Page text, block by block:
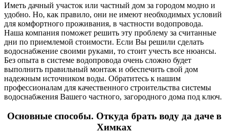
Иметь дачный участок или частный дом за городом модно и
удобно. Но, как правило, они не имеют необходимых условий
для комфортного проживания, в частности водопровода.
Наша компания поможет решить эту проблему за считанные
дни по приемлемой стоимости. Если Вы решили сделать
водоснабжение своими руками, то стоит учесть все нюансы.
Без опыта в системе водопровода очень сложно будет
выполнить правильный монтаж и обеспечить свой дом
надежным источником воды. Обратитесь к нашим
профессионалам для качественного строительства системы
водоснабжения Вашего частного, загородного дома под ключ.
Основные способы. Откуда брать воду да даче в
Химках